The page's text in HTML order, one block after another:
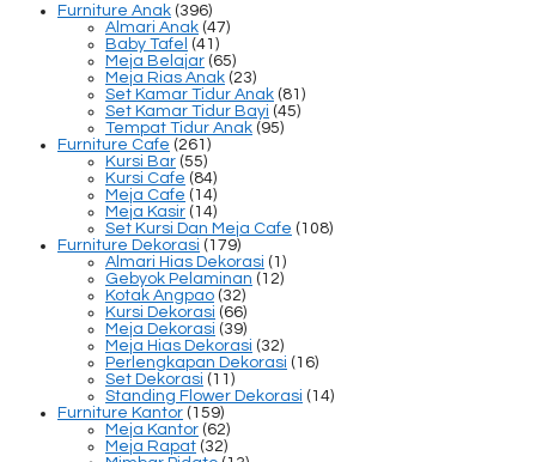
Furniture Anak (396)
Almari Anak (47)
Baby Tafel (41)
Meja Belajar (65)
Meja Rias Anak (23)
Set Kamar Tidur Anak (81)
Set Kamar Tidur Bayi (45)
Tempat Tidur Anak (95)
Furniture Cafe (261)
Kursi Bar (55)
Kursi Cafe (84)
Meja Cafe (14)
Meja Kasir (14)
Set Kursi Dan Meja Cafe (108)
Furniture Dekorasi (179)
Almari Hias Dekorasi (1)
Gebyok Pelaminan (12)
Kotak Angpao (32)
Kursi Dekorasi (66)
Meja Dekorasi (39)
Meja Hias Dekorasi (32)
Perlengkapan Dekorasi (16)
Set Dekorasi (11)
Standing Flower Dekorasi (14)
Furniture Kantor (159)
Meja Kantor (62)
Meja Rapat (32)